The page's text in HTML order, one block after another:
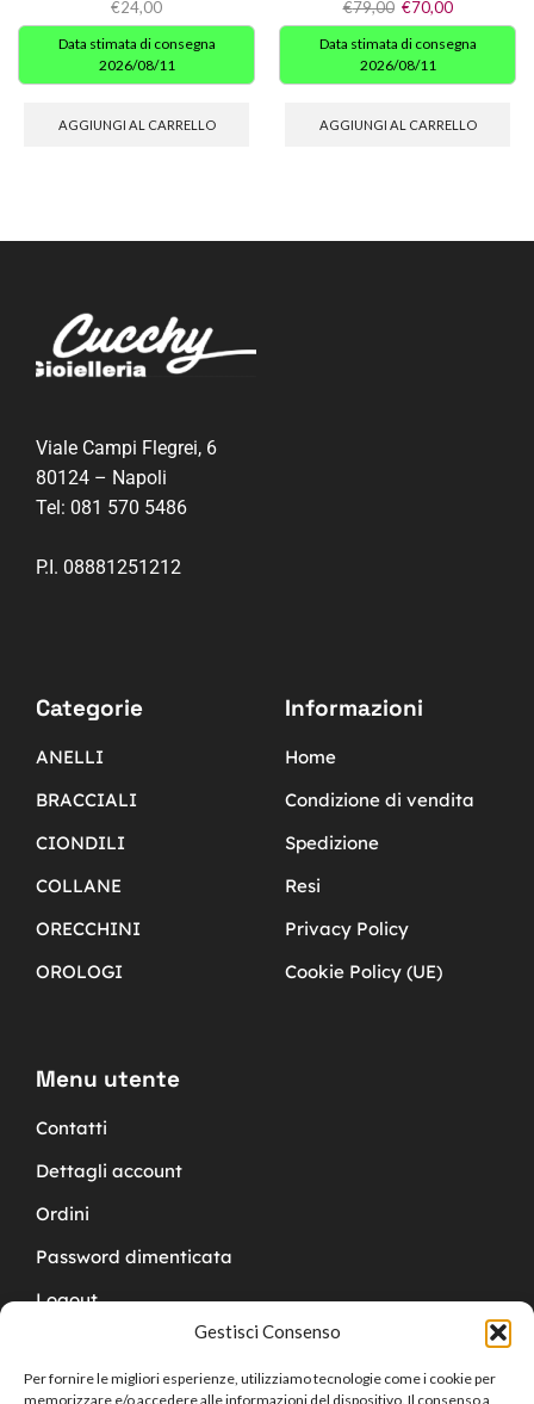
Gestisci Consenso
Per fornire le migliori esperienze, utilizziamo tecnologie come i cookie per
memorizzare e/o accedere alle informazioni del dispositivo. Il consenso a
€24,00
Data stimata di consegna
2026/08/11
AGGIUNGI AL CARRELLO
€79,00 €70,00
Data stimata di consegna
2026/08/11
AGGIUNGI AL CARRELLO
Viale Campi Flegrei, 6
80124 – Napoli
Tel: 081 570 5486
P.I. 08881251212
Categorie
ANELLI
BRACCIALI
CIONDILI
COLLANE
ORECCHINI
OROLOGI
Informazioni
Home
Condizione di vendita
Spedizione
Resi
Privacy Policy
Cookie Policy (UE)
Menu utente
Contatti
Dettagli account
Ordini
Password dimenticata
Logout